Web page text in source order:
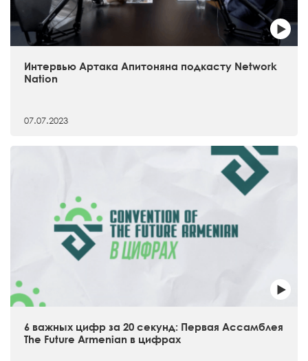
Интервью Артака Апитоняна подкасту Network
Nation
07.07.2023
6 важных цифр за 20 секунд: Первая Ассамблея
The Future Armenian в цифрах